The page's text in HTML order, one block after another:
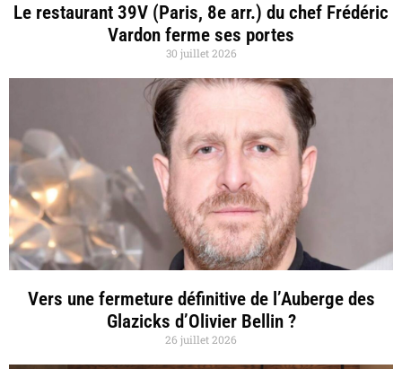
Le restaurant 39V (Paris, 8e arr.) du chef Frédéric
Vardon ferme ses portes
30 juillet 2026
Vers une fermeture définitive de l’Auberge des
Glazicks d’Olivier Bellin ?
26 juillet 2026